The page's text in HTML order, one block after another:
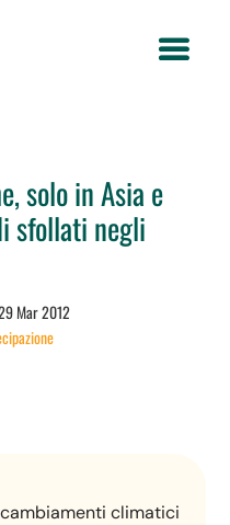
solo in Asia e
sfollati negli
Mar 2012
climatici